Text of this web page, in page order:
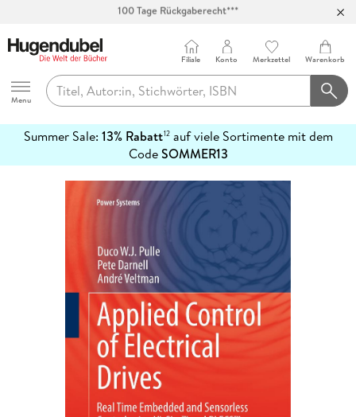
Abholung in über 100 Filialen
Hugendubel
Menu
Filiale Konto Merkzettel Warenkorb
Summer Sale: 13% Rabatt12auf viele Sortimente mit dem
CodeSOMMER13
erfahren